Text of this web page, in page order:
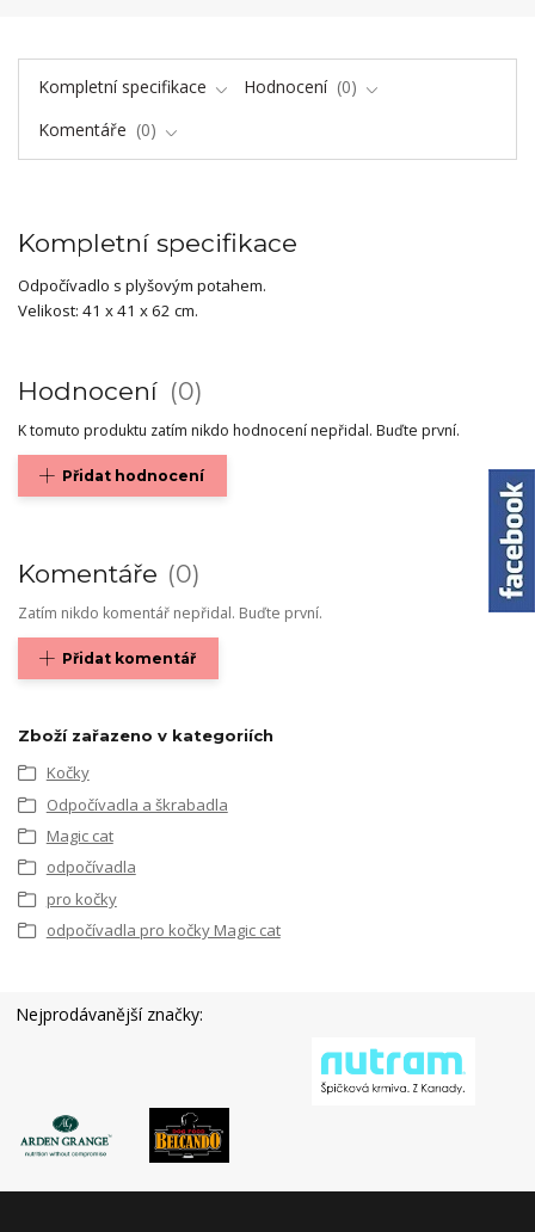
Kompletní specifikace Hodnocení
0
Komentáře
0
Kompletní specifikace
Odpočívadlo s plyšovým potahem.
Velikost: 41 x 41 x 62 cm.
Hodnocení 0
K tomuto produktu zatím nikdo hodnocení nepřidal. Buďte první.
Přidat hodnocení
Komentáře 0
Zatím nikdo komentář nepřidal. Buďte první.
Přidat komentář
Zboží zařazeno v kategoriích
Kočky
Odpočívadla a škrabadla
Magic cat
odpočívadla
pro kočky
odpočívadla pro kočky Magic cat
Nejprodávanější značky: